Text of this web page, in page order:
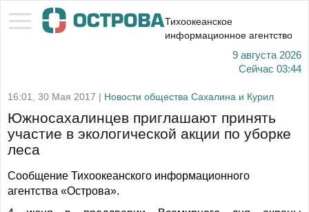
Тихоокеанское
информационное агентство
9 августа 2026
Сейчас 03:44
16:01, 30 Мая 2017 | Новости общества Сахалина и Курил
Южносахалинцев приглашают принять
участие в экологической акции по уборке
леса
Сообщение Тихоокеанского информационного
агентства «Острова».